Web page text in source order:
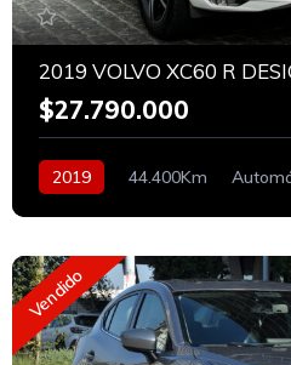
2019 VOLVO XC60 R
$27.790.000
2019 44.400Km
Vendido